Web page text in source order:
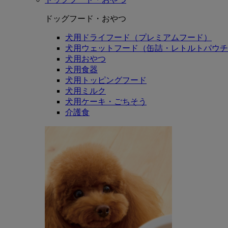
ドッグフード・おやつ
犬用ドライフード（プレミアムフード）
犬用ウェットフード（缶詰・レトルトパウ
犬用おやつ
犬用食器
犬用トッピングフード
犬用ミルク
犬用ケーキ・ごちそう
介護食